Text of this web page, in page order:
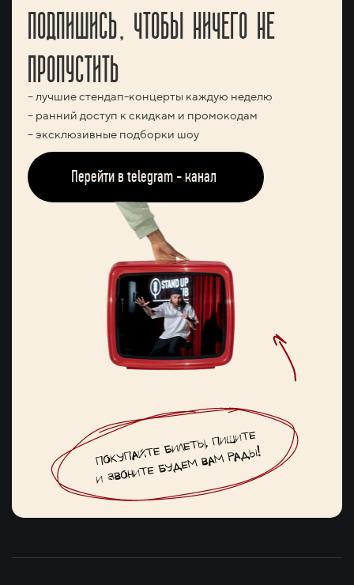
ПОДПИШИСЬ, ЧТОБЫ НИЧЕГО НЕ
ПРОПУСТИТЬ
– лучшие стендап-концерты каждую неделю
– ранний доступ к скидкам и промокодам
– эксклюзивные подборки шоу
Перейти в telegram - канал